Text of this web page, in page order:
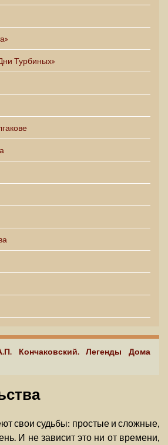
Турбиных»
Кончаковский. Легенды Дома
свои судьбы: простые и сложные,
И не зависит это ни от времени,